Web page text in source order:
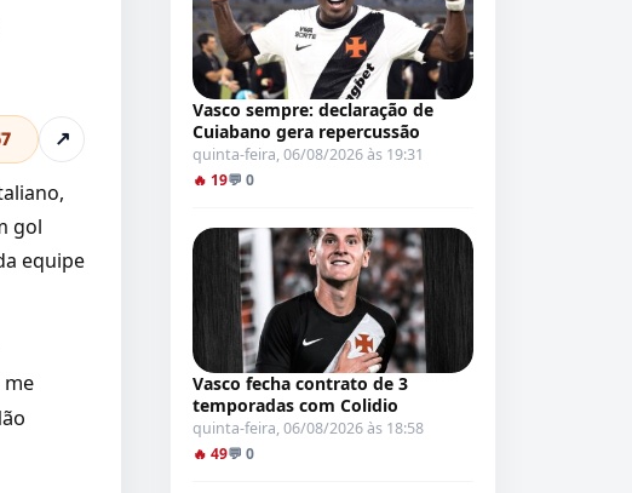
↗
gol
equipe
me
Vasco sempre: declaração de
Cuiabano gera repercussão
quinta-feira, 06/08/2026 às 19:31
🔥 19💬 0
Vasco fecha contrato de 3
temporadas com Colidio
quinta-feira, 06/08/2026 às 18:58
🔥 49💬 0